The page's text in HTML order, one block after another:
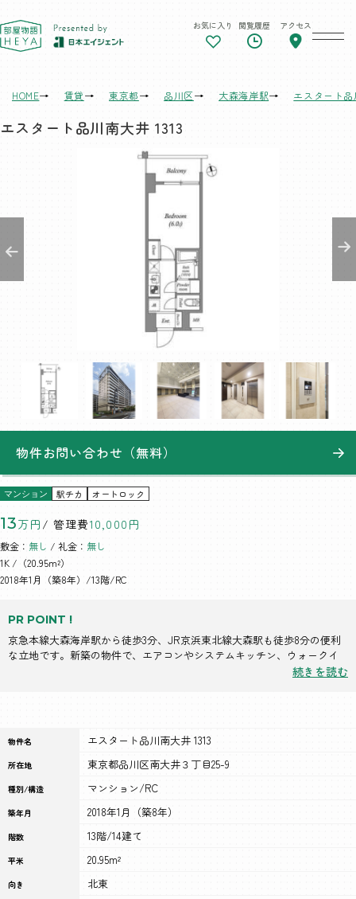
東京 部屋物語 お気に入り 閲覧履歴 アクセス
HOME 賃貸 東京都 品川区 大森海岸駅 エスタート
エスタート品川南大井 1313
PR POINT !
京急本線大森海岸駅から徒歩3分、JR京浜東北線大森駅も徒歩8分の便利
な立地です。新築の物件で、エアコンやシステムキッチン、ウォークイ
続きを読む
マンション 駅チカ オートロック
13万円 / 管理費10,000円
敷金： 無し / 礼金： 無し
1K /（20.95m²）
2018年1月（築8年）/13階/RC
物件お問い合わせ（無料）
物件名 エスタート品川南大井 1313
所在地 東京都品川区南大井３丁目25-9
種別/構造 マンション/RC
築年月 2018年1月（築8年）
階数 13階/14建て
平米 20.95m²
向き 北東